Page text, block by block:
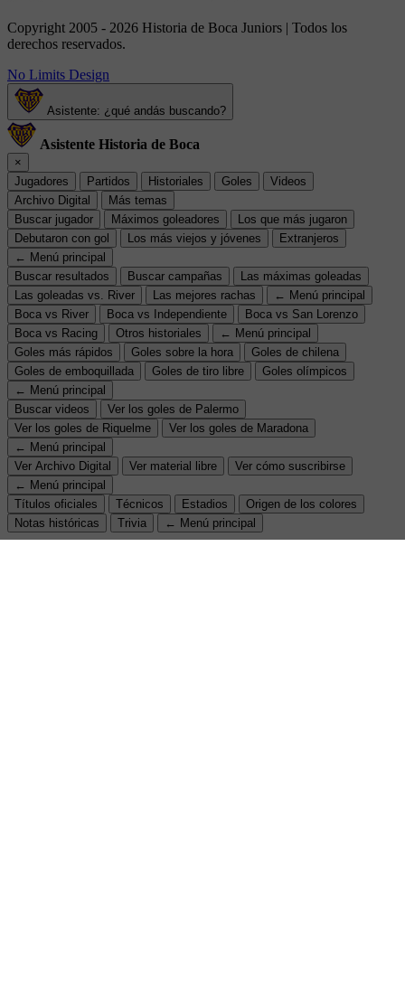
Copyright 2005 - 2026 Historia de Boca Juniors | Todos los
derechos reservados.
No Limits Design
Asistente: ¿qué andás buscando?
Asistente Historia de Boca
×
Jugadores
Partidos Historiales Goles
Videos
Archivo Digital
Más temas
Buscar jugador
Máximos goleadores
Los que más jugaron
Debutaron con gol
Los más viejos y jóvenes
Extranjeros
← Menú principal
Buscar resultados
Buscar campañas
Las máximas goleadas
Las goleadas vs. River
Las mejores rachas
← Menú principal
Boca vs River
Boca vs Independiente
Boca vs San Lorenzo
Boca vs Racing
Otros historiales
← Menú principal
Goles más rápidos
Goles sobre la hora
Goles de chilena
Goles de emboquillada
Goles de tiro libre
Goles olímpicos
← Menú principal
Buscar videos
Ver los goles de Palermo
Ver los goles de Riquelme
Ver los goles de Maradona
← Menú principal
Ver Archivo Digital
Ver material libre
Ver cómo suscribirse
← Menú principal
Títulos oficiales
Técnicos Estadios
Origen de los colores
Notas históricas
Trivia ← Menú principal